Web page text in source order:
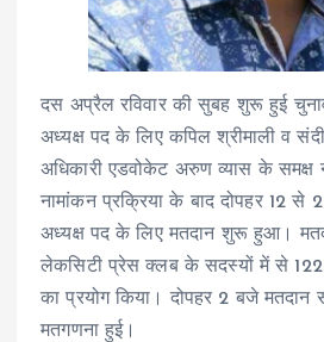
दस अप्रैल रविवार की सुबह शुरू हुई
अध्यक्ष पद के लिए कपिल श्रीमाली व
अधिकारी एडवोकेट अरुण व्यास के समक्ष
नामांकन प्रक्रिया के बाद दोपहर 12
अध्यक्ष पद के लिए मतदान शुरू हुआ।
लेकसिटी प्रेस क्लब के सदस्यों में से
का प्रयोग किया। दोपहर 2 बजे मतदान
मतगणना हुई।